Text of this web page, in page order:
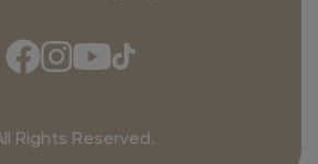
Rights Reserved.